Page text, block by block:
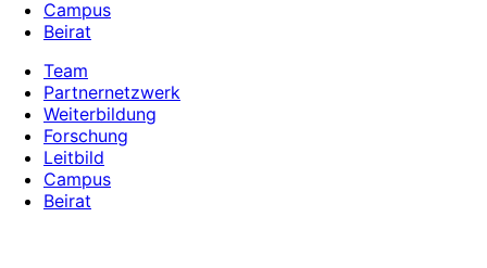
Campus
Beirat
Team
Partnernetzwerk
Weiterbildung
Forschung
Leitbild
Campus
Beirat